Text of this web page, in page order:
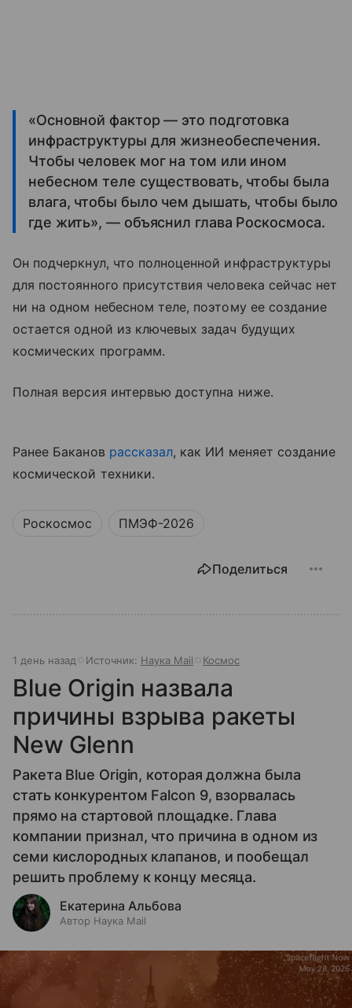
«Основной фактор — это подготовка
инфраструктуры для жизнеобеспечения.
Чтобы человек мог на том или ином
небесном теле существовать, чтобы была
влага, чтобы было чем дышать, чтобы было
где жить», — объяснил глава Роскосмоса.
Он подчеркнул, что полноценной инфраструктуры
для постоянного присутствия человека сейчас нет
ни на одном небесном теле, поэтому ее создание
остается одной из ключевых задач будущих
космических программ.
Полная версия интервью доступна ниже.
Ранее Баканов рассказал, как ИИ меняет создание
космической техники.
Роскосмос ПМЭФ-2026
Поделиться
1 день назад Источник: Наука Mail Космос
Blue Origin назвала
причины взрыва ракеты
New Glenn
Ракета Blue Origin, которая должна была
стать конкурентом Falcon 9, взорвалась
прямо на стартовой площадке. Глава
компании признал, что причина в одном из
семи кислородных клапанов, и пообещал
решить проблему к концу месяца.
Екатерина Альбова
Автор Наука Mail